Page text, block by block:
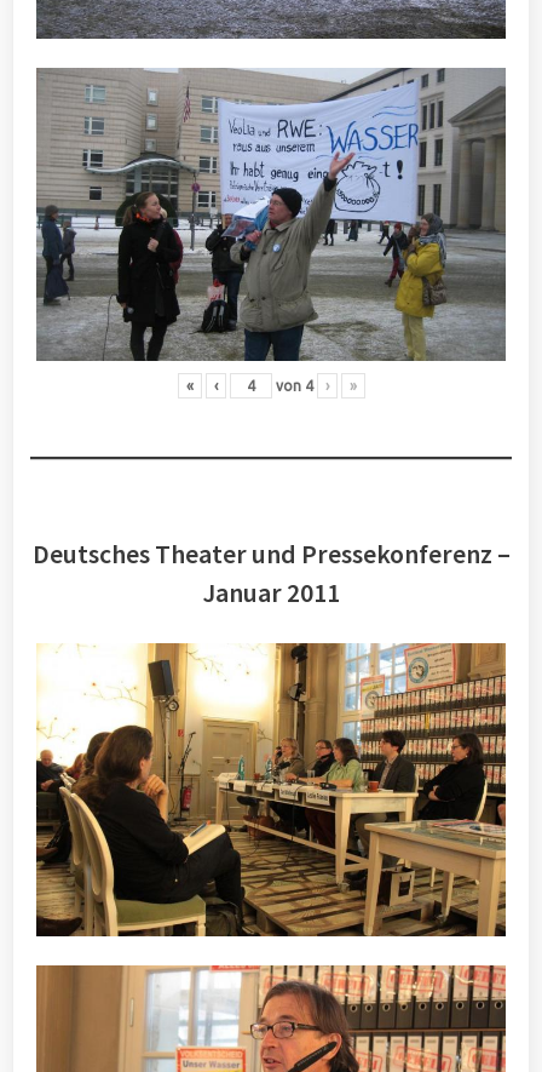
« ‹ von 4 › »
Deutsches Theater und Pressekonferenz –
Januar 2011